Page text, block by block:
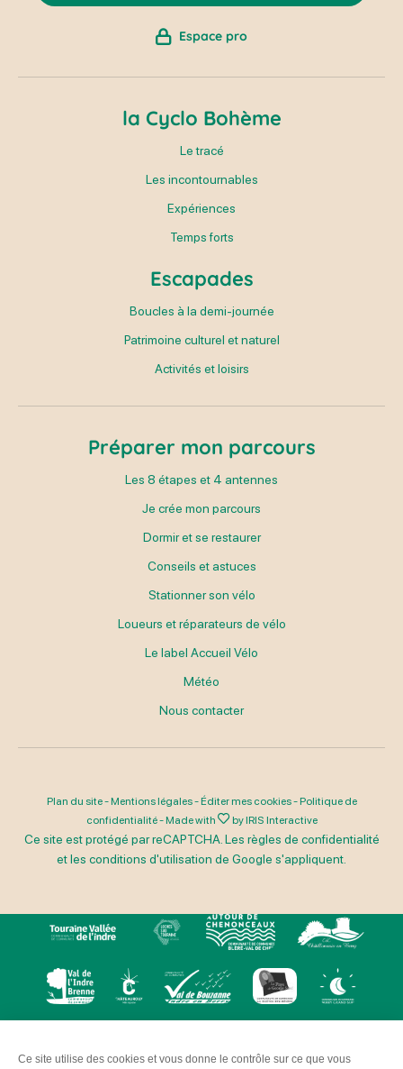
la Cyclo Bohème
Le tracé
Les incontournables
Expériences
Temps forts
Escapades
Boucles à la demi-journée
Patrimoine culturel et naturel
Activités et loisirs
Préparer mon parcours
Les 8 étapes et 4 antennes
Je crée mon parcours
Dormir et se restaurer
Conseils et astuces
Stationner son vélo
Loueurs et réparateurs de vélo
Le label Accueil Vélo
Météo
Nous contacter
Espace pro
Plan du site-Mentions légales-Éditer mes cookies-Politique de
confidentialité-Made with byIRIS Interactive
Ce site est protégé par reCAPTCHA. Les règles de confidentialité
et les conditions d'utilisation de Google s'appliquent.
Ce site utilise des cookies et vous donne le contrôle sur ce que vous